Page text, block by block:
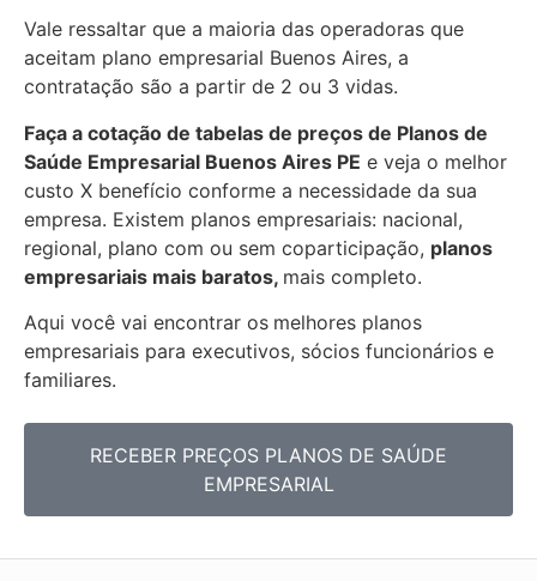
Vale ressaltar que a maioria das operadoras que
aceitam plano empresarial Buenos Aires, a
contratação são a partir de 2 ou 3 vidas.
Faça a cotação de tabelas de preços de Planos de
Saúde Empresarial Buenos Aires PE e veja o melhor
custo X benefício conforme a necessidade da sua
empresa. Existem planos empresariais: nacional,
regional, plano com ou sem coparticipação, planos
empresariais mais baratos, mais completo.
Aqui você vai encontrar os melhores planos
empresariais para executivos, sócios funcionários e
familiares.
RECEBER PREÇOS PLANOS DE SAÚDE
EMPRESARIAL